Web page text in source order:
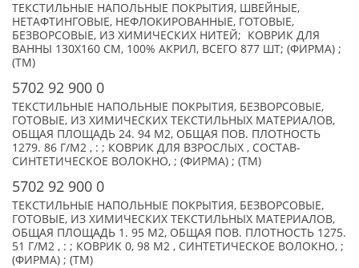
ТЕКСТИЛЬНЫЕ НАПОЛЬНЫЕ ПОКРЫТИЯ, ШВЕЙНЫЕ,
НЕТАФТИНГОВЫЕ, НЕФЛОКИРОВАННЫЕ, ГОТОВЫЕ,
БЕЗВОРСОВЫЕ, ИЗ ХИМИЧЕСКИХ НИТЕЙ; КОВРИК ДЛЯ
ВАННЫ 130Х160 СМ, 100% АКРИЛ, ВСЕГО 877 ШТ; (ФИРМА) ;
(TM)
5702 92 900 0
ТЕКСТИЛЬНЫЕ НАПОЛЬНЫЕ ПОКРЫТИЯ, БЕЗВОРСОВЫЕ,
ГОТОВЫЕ, ИЗ ХИМИЧЕСКИХ ТЕКСТИЛЬНЫХ МАТЕРИАЛОВ,
ОБЩАЯ ПЛОЩАДЬ 24. 94 М2, ОБЩАЯ ПОВ. ПЛОТНОСТЬ
1279. 86 Г/М2 , : ; КОВРИК ДЛЯ ВЗРОСЛЫХ , СОСТАВ-
СИНТЕТИЧЕСКОЕ ВОЛОКНО, ; (ФИРМА) ; (TM)
5702 92 900 0
ТЕКСТИЛЬНЫЕ НАПОЛЬНЫЕ ПОКРЫТИЯ, БЕЗВОРСОВЫЕ,
ГОТОВЫЕ, ИЗ ХИМИЧЕСКИХ ТЕКСТИЛЬНЫХ МАТЕРИАЛОВ,
ОБЩАЯ ПЛОЩАДЬ 1. 95 М2, ОБЩАЯ ПОВ. ПЛОТНОСТЬ 1275.
51 Г/М2 , : ; КОВРИК 0, 98 М2 , СИНТЕТИЧЕСКОЕ ВОЛОКНО, ;
(ФИРМА) ; (TM)